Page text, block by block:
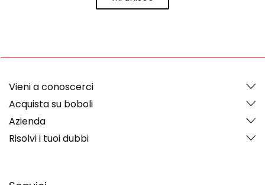
Vieni a conoscerci
Acquista su boboli
Azienda
Risolvi i tuoi dubbi